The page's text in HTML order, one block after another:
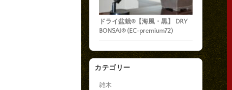
ドライ盆栽®【海風・黒】 DRY
BONSAI® (EC-premium72)
カテゴリー
雑木